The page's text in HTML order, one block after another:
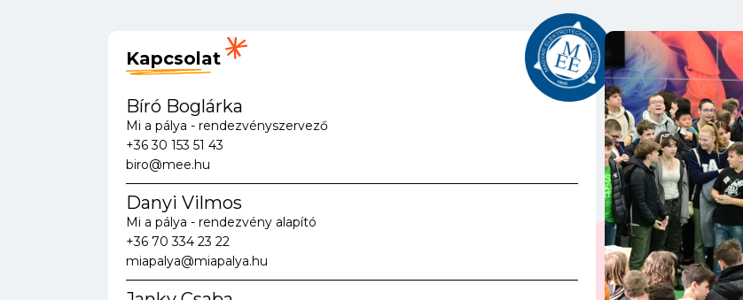
Kapcsolat
Bíró Boglárka
Mi a pálya - rendezvényszervező
+36 30 153 51 43
biro@mee.hu
Danyi Vilmos
Mi a pálya - rendezvény alapító
+36 70 334 23 22
miapalya@miapalya.hu